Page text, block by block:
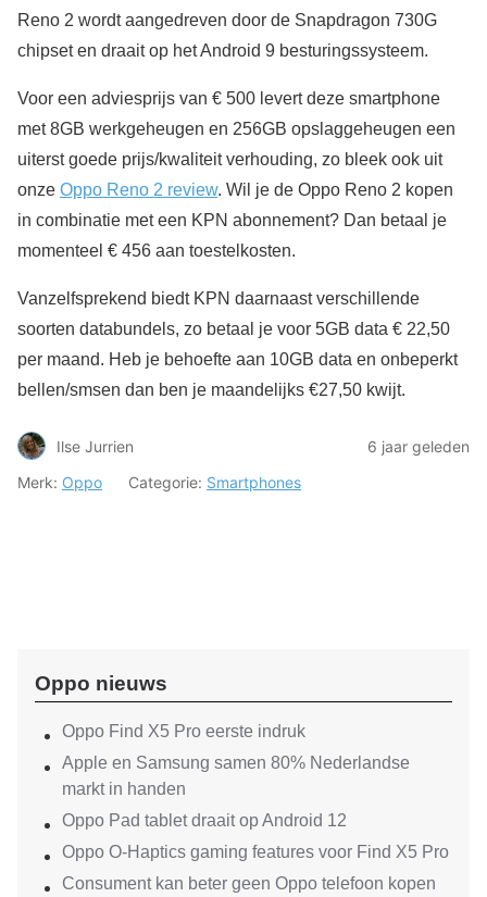
Reno 2 wordt aangedreven door de Snapdragon 730G
chipset en draait op het Android 9 besturingssysteem.
Voor een adviesprijs van € 500 levert deze smartphone
met 8GB werkgeheugen en 256GB opslaggeheugen een
uiterst goede prijs/kwaliteit verhouding, zo bleek ook uit
onze Oppo Reno 2 review. Wil je de Oppo Reno 2 kopen
in combinatie met een KPN abonnement? Dan betaal je
momenteel € 456 aan toestelkosten.
Vanzelfsprekend biedt KPN daarnaast verschillende
soorten databundels, zo betaal je voor 5GB data € 22,50
per maand. Heb je behoefte aan 10GB data en onbeperkt
bellen/smsen dan ben je maandelijks €27,50 kwijt.
Ilse Jurrien
6 jaar geleden
Merk: Oppo Categorie: Smartphones
Oppo nieuws
Oppo Find X5 Pro eerste indruk
Apple en Samsung samen 80% Nederlandse
markt in handen
Oppo Pad tablet draait op Android 12
Oppo O-Haptics gaming features voor Find X5 Pro
Consument kan beter geen Oppo telefoon kopen